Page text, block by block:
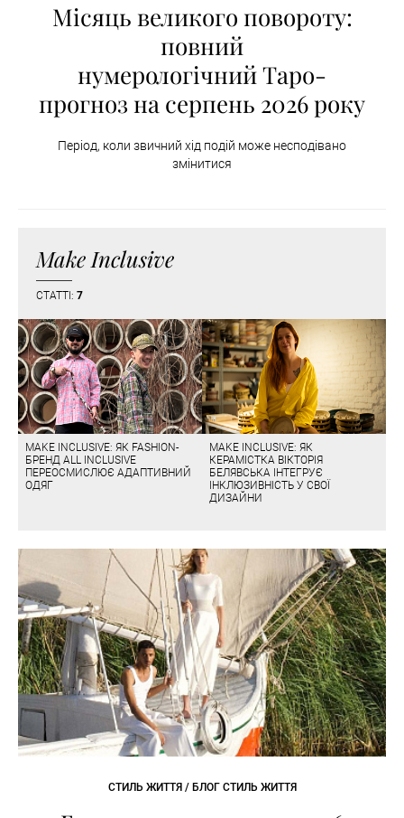
Місяць великого повороту:
повний
нумерологічний Таро-
прогноз на серпень 2026 року
Період, коли звичний хід подій може несподівано
змінитися
Make Inclusive
СТАТТІ: 7
MAKE INCLUSIVE: ЯК FASHION-
БРЕНД ALL INCLUSIVE
ПЕРЕОСМИСЛЮЄ АДАПТИВНИЙ
ОДЯГ
MAKE INCLUSIVE: ЯК
КЕРАМІСТКА ВІКТОРІЯ
БЕЛЯВСЬКА ІНТЕГРУЄ
ІНКЛЮЗИВНІСТЬ У СВОЇ
ДИЗАЙНИ
СТИЛЬ ЖИТТЯ / БЛОГ СТИЛЬ ЖИТТЯ